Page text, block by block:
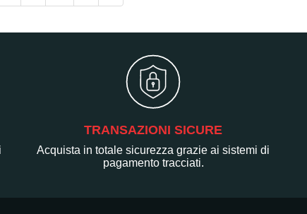
TRANSAZIONI SICURE
Acquista in totale sicurezza grazie ai sistemi di
pagamento tracciati.